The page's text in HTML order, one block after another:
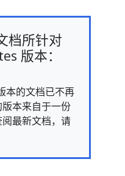
档所针对
版本：
本的文档已不再
本来自于一份
最新文档，请